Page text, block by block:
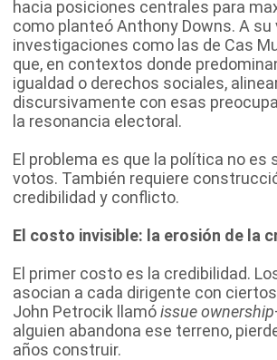
hacia posiciones centrales para
como planteó Anthony Downs. A su
investigaciones como las de Cas
que, en contextos donde
igualdad o derechos sociales,
discursivamente con esas
la resonancia electoral.
El problema es que la política no es
votos. También requiere
credibilidad y conflicto.
El costo invisible: la erosión de la
El primer costo es la credibilidad.
asocian a cada dirigente con
John Petrocik llamóissue ownership
alguien abandona ese terreno,
años construir.